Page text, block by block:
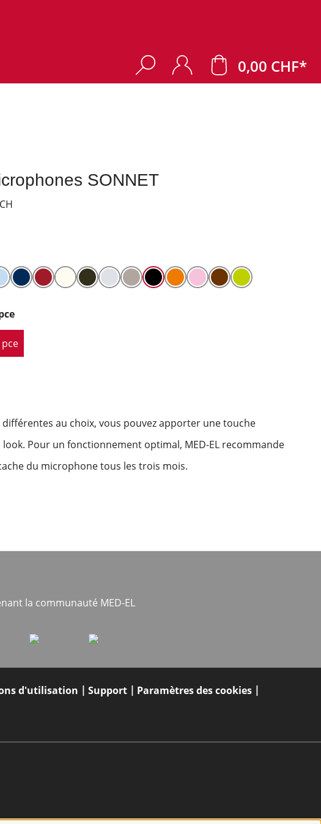
0,00 CHF*
SONNET
pce
différentes au choix, vous pouvez apporter une touche
Pour un fonctionnement optimal, MED-EL recommande
du microphone tous les trois mois.
la communauté MED-EL
d'utilisation Support Paramètres des cookies